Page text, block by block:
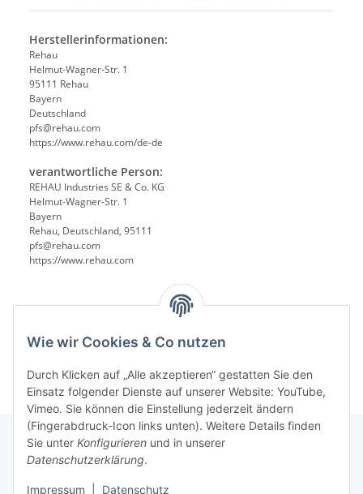
Wie wir Cookies & Co nutzen
Durch Klicken auf „Alle akzeptieren“ gestatten Sie den
Einsatz folgender Dienste auf unserer Website: YouTube,
Vimeo. Sie können die Einstellung jederzeit ändern
(Fingerabdruck-Icon links unten). Weitere Details finden
Sie unter Konfigurieren und in unserer
Datenschutzerklärung.
Impressum Datenschutz
Herstellerinformationen:
Rehau
Helmut-Wagner-Str. 1
95111 Rehau
Bayern
Deutschland
pfs@rehau.com
https://www.rehau.com/de-de
verantwortliche Person:
REHAU Industries SE & Co. KG
Helmut-Wagner-Str. 1
Bayern
Rehau, Deutschland, 95111
pfs@rehau.com
https://www.rehau.com